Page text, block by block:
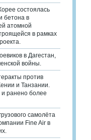
состоялась
бетона в
атомной
в рамках
в Дагестан,
войны.
против
и Танзании.
и ранено более
самолёта
Fine Air в